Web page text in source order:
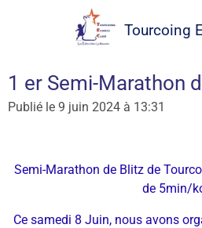
principal
Tourcoing
1 er Semi-Marathon
Publié le 9 juin 2024 à 13:31
Semi-Marathon de Blitz de
de 5min/
Ce samedi 8 Juin, nous avons